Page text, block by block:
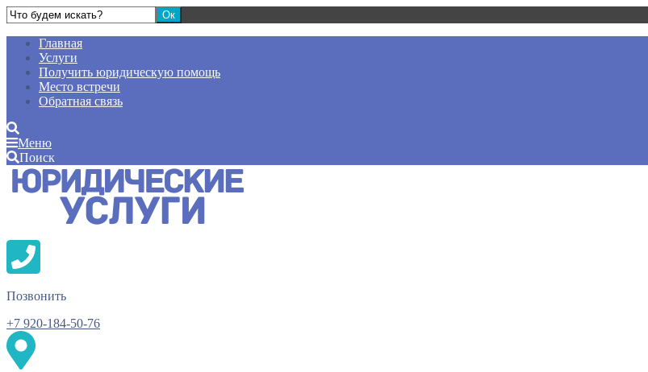
Главная
Услуги
Получить юридическую помощь
Место встречи
Обратная связь
Меню
Поиск
Позвонить
+7 920-184-50-76